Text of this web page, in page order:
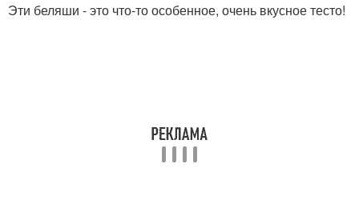
Эти беляши - это что-то особенное, очень вкусное тесто!